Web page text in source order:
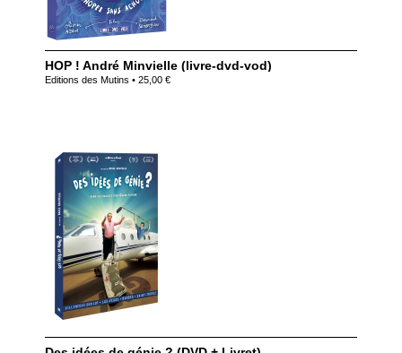
HOP ! André Minvielle (livre-dvd-vod)
Editions des Mutins • 25,00 €